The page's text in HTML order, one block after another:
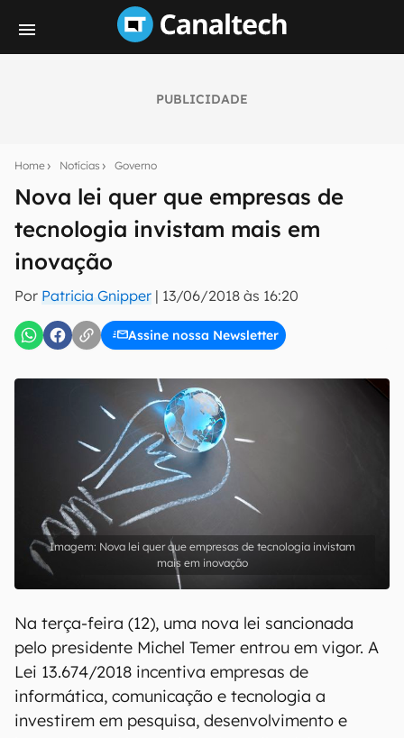
PUBLICIDADE
Home Notícias Governo
Nova lei quer que empresas de
tecnologia invistam mais em
inovação
Por Patricia Gnipper | 13/06/2018 às 16:20
Assine nossa Newsletter
notícias e reviews sobre tecnologia em primeira
E-mail
inscreva-se
Uso e Política de Privacidade do Canaltech.
Nova lei quer que empresas de tecnologia invistam
mais em inovação
Na terça-feira (12), uma nova lei sancionada
pelo presidente Michel Temer entrou em vigor. A
Lei 13.674/2018 incentiva empresas de
informática, comunicação e tecnologia a
investirem em pesquisa, desenvolvimento e